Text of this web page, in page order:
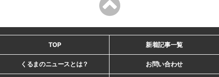
TOP 新着記事一覧
くるまのニュースとは？ お問い合わせ